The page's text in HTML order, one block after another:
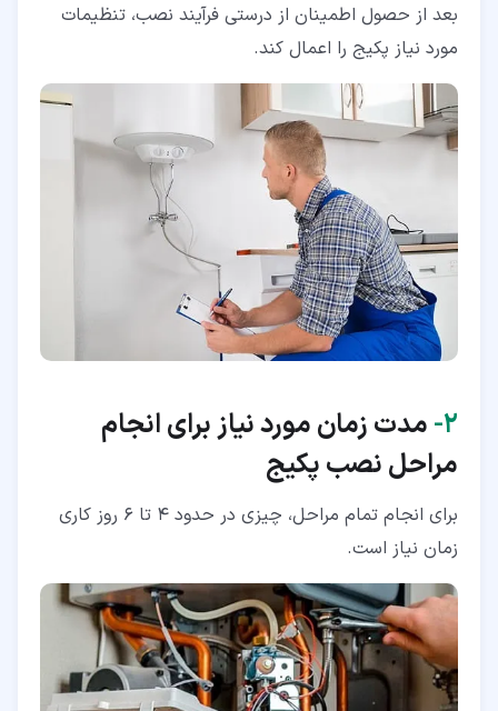
بعد از حصول اطمینان از درستی فرآیند نصب، تنظیمات
مورد نیاز پکیج را اعمال کند.
۲‏- مدت زمان مورد نیاز برای انجام
مراحل نصب پکیج
برای انجام تمام مراحل،‌ چیزی در حدود 4 تا 6 روز کاری
زمان نیاز است.